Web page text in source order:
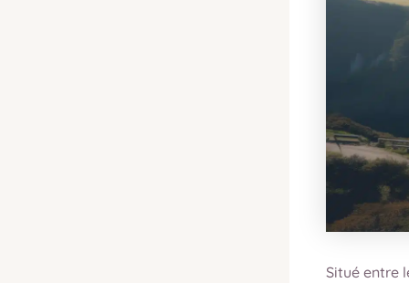
Situé entre